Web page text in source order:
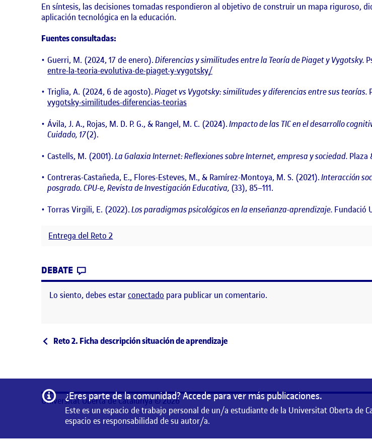
En síntesis, las decisiones tomadas respondieron al objetivo de construir un mapa riguroso,
aplicación tecnológica en la educación.
Fuentes consultadas:
Guerri, M. (2024, 17 de enero).Diferencias y similitudes entre la Teoría de Piaget y Vygotsky.
entre-la-teoria-evolutiva-de-piaget-y-vygotsky/
Triglia, A. (2024, 6 de agosto).Piaget vs Vygotsky: similitudes y diferencias entre sus teorías.
vygotsky-similitudes-diferencias-teorias
Ávila, J. A., Rojas, M. D. P. G., & Rangel, M. C. (2024).Impacto de las TIC en el desarrollo
Cuidado, 17(2).
Castells, M. (2001).La Galaxia Internet: Reflexiones sobre Internet, empresa y sociedad. Plaza
Contreras-Castañeda, E., Flores-Esteves, M., & Ramírez-Montoya, M. S. (2021).Interacción
posgrado.CPU-e, Revista de Investigación Educativa, (33), 85–111.
Torras Virgili, E. (2022).Los paradigmas psicológicos en la enseñanza-aprendizaje. Fundació
Entrega del Reto 2
DEBATE
Lo siento, debes estarconectado para publicar un comentario.
Navegación de entradas
Entrada anterior
Reto 2. Ficha descripción situación de aprendizaje
Información
¿Eres parte de la comunidad? Accede para ver más publicaciones.
Este es un espacio de trabajo personal de un/a estudiante de la Universitat Oberta de
espacio es responsabilidad de su autor/a.
Universitat Oberta de Catalunya © 2026